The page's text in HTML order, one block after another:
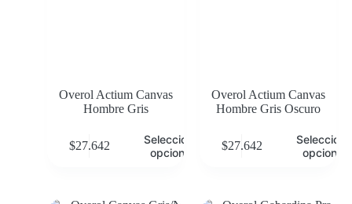
Overol Actium Canvas
Hombre Gris
$27.642
Seleccionar
opciones
Overol Actium Canvas
Hombre Gris Oscuro
$27.642
opciones